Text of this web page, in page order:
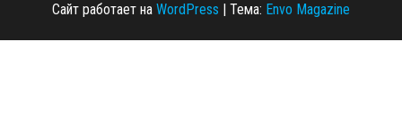
Сайт работает на WordPress | Тема: Envo Magazine